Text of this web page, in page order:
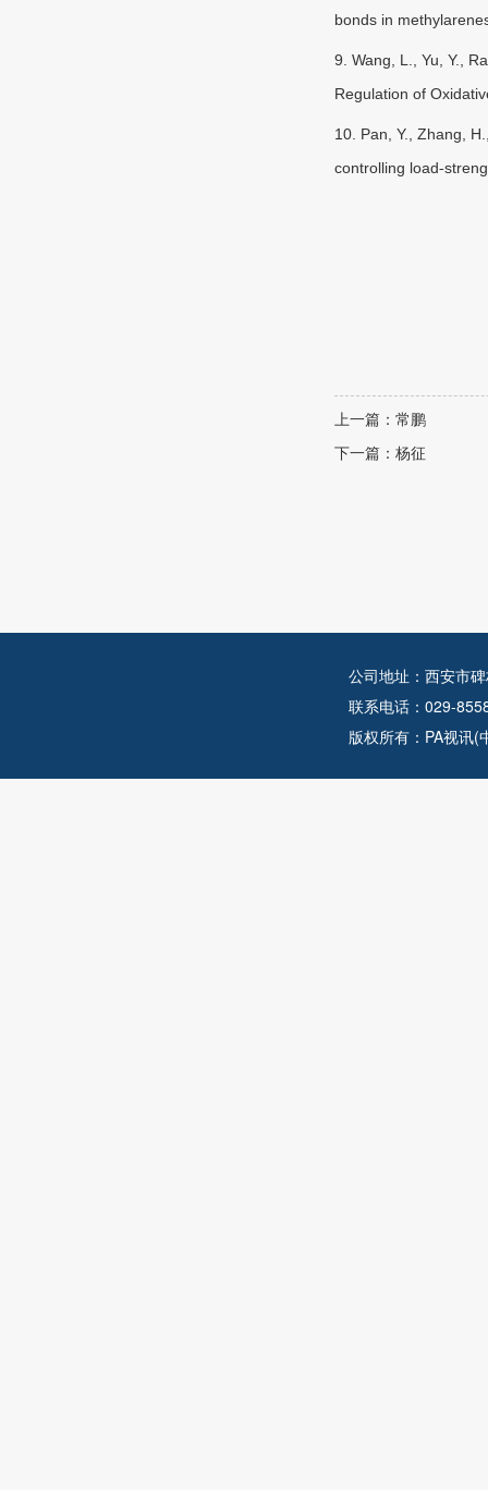
bonds in
9.Wang, L., Yu, Y.,
Regulation of
10. Pan, Y., Zhang,
controlling load‐
上一篇：常鹏
下一篇：杨征
公司地址：西安市
联系电话：029-
版权所有：PA视讯